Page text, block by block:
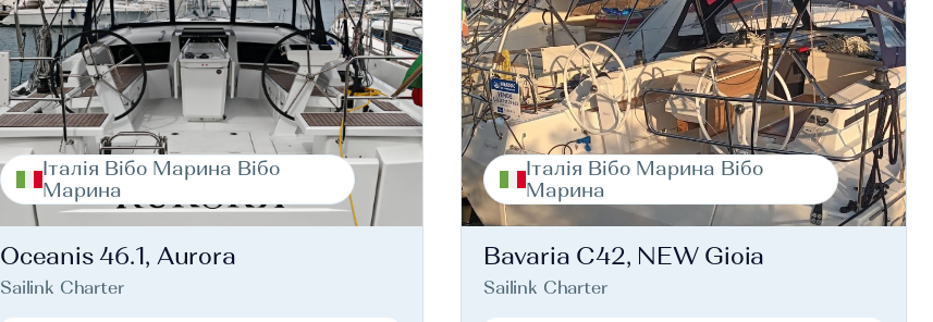
Італія Вібо Марина Вібо
Марина
Oceanis 46.1, Aurora
Sailink Charter
Італія Вібо Марина Вібо
Марина
Bavaria C42, NEW Gioia
Sailink Charter